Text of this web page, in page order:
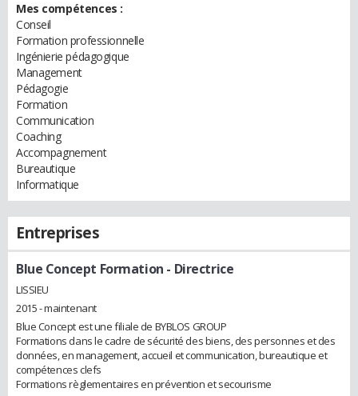
Mes compétences :
Conseil
Formation professionnelle
Ingénierie pédagogique
Management
Pédagogie
Formation
Communication
Coaching
Accompagnement
Bureautique
Informatique
Entreprises
Blue Concept Formation - Directrice
LISSIEU
2015 - maintenant
Blue Concept est une filiale de BYBLOS GROUP
Formations dans le cadre de sécurité des biens, des personnes et des
données, en management, accueil et communication, bureautique et
compétences clefs
Formations règlementaires en prévention et secourisme